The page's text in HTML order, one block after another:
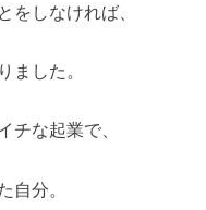
をしなければ、
ました。
チな起業で、
自分。